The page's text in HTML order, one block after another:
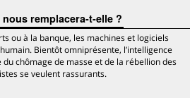
remplacera-t-elle ?
ou à la banque, les machines et logiciels
Bientôt omniprésente, l’intelligence
chômage de masse et de la rébellion des
se veulent rassurants.